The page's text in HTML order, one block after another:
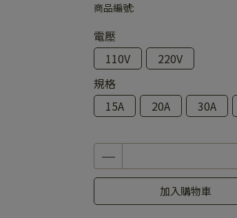
商品編號:
電壓
110V
220V
規格
15A
20A 30A
加入購物車